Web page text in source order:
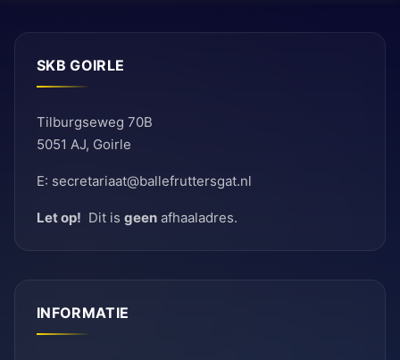
SKB GOIRLE
Tilburgseweg 70B
5051 AJ, Goirle
E: secretariaat@ballefruttersgat.nl
Let op! Dit is geen afhaaladres.
INFORMATIE